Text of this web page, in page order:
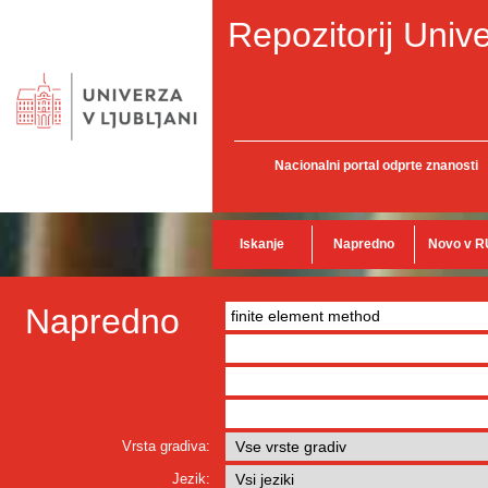
Repozitorij
Nacionalni portal odprte znanosti
Iskanje Napredno Novo v
Napredno
Vrsta gradiva:
Jezik: